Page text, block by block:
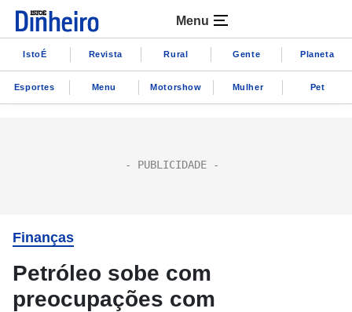
Menu
IstoÉ Revista Rural Gente Planeta
Esportes Menu Motorshow Mulher Pet
Finanças
Petróleo sobe com
preocupações com